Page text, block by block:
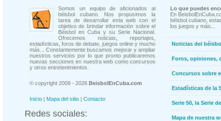
Somos un equipo de aficionados al
béisbol cubano. Nos propusimos la
tarea de desarrollar esta web con el
objetivo de brindar información sobre el
Béisbol en Cuba y su Serie Nacional.
Ofrecemos noticias, reportajes,
estadísticas, foros de debate, juegos online y mucho
más... Constantemente buscamos mejorar y ampliar
nuestros servicios por lo que pronto publicaremos
nuevas secciones en nuestra web como concursos
y otros entretenimientos.
© copyright 2009 - 2026 BeisbolEnCuba.com
Inicio | Mapa del sitio | Contacto
Redes sociales:
Lo que puedes
En
béisbol cubano,
los juegos y más...
Noticias del
Foros, opiniones,
Concursos sobre
Estadísticas de la
Serie 50, la Serie
Mapa de nuestra